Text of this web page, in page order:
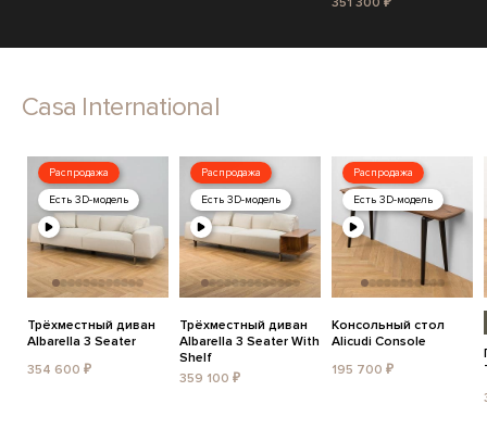
Casa International
Распродажа
Есть 3D-модель
Трёхместный диван
Albarella 3 Seater
354 600 ₽
Распродажа
Есть 3D-модель
Трёхместный диван
Albarella 3 Seater With
Shelf
359 100 ₽
Распродажа
Есть 3D-модель
Консольный стол
Alicudi Console
195 700 ₽